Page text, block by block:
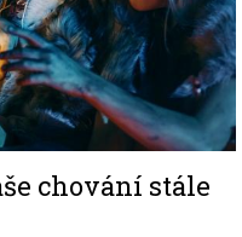
chování stále